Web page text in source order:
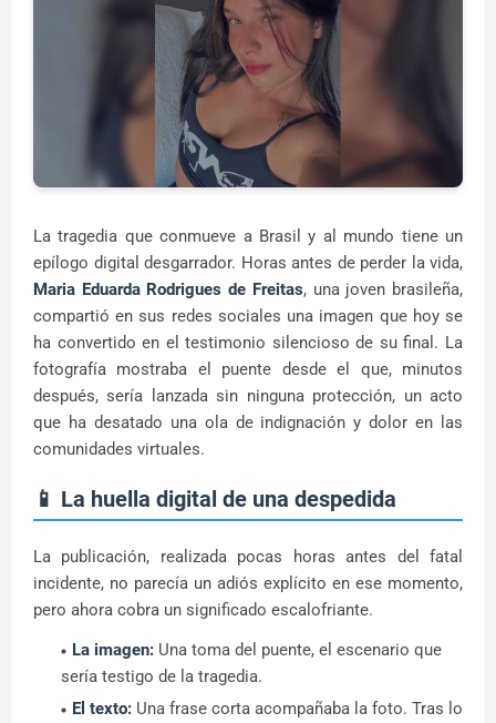
La tragedia que conmueve a Brasil y al mundo tiene un
epílogo digital desgarrador. Horas antes de perder la vida,
Maria Eduarda Rodrigues de Freitas, una joven brasileña,
compartió en sus redes sociales una imagen que hoy se
ha convertido en el testimonio silencioso de su final. La
fotografía mostraba el puente desde el que, minutos
después, sería lanzada sin ninguna protección, un acto
que ha desatado una ola de indignación y dolor en las
comunidades virtuales.
📱 La huella digital de una despedida
La publicación, realizada pocas horas antes del fatal
incidente, no parecía un adiós explícito en ese momento,
pero ahora cobra un significado escalofriante.
La imagen: Una toma del puente, el escenario que
sería testigo de la tragedia.
El texto: Una frase corta acompañaba la foto. Tras lo